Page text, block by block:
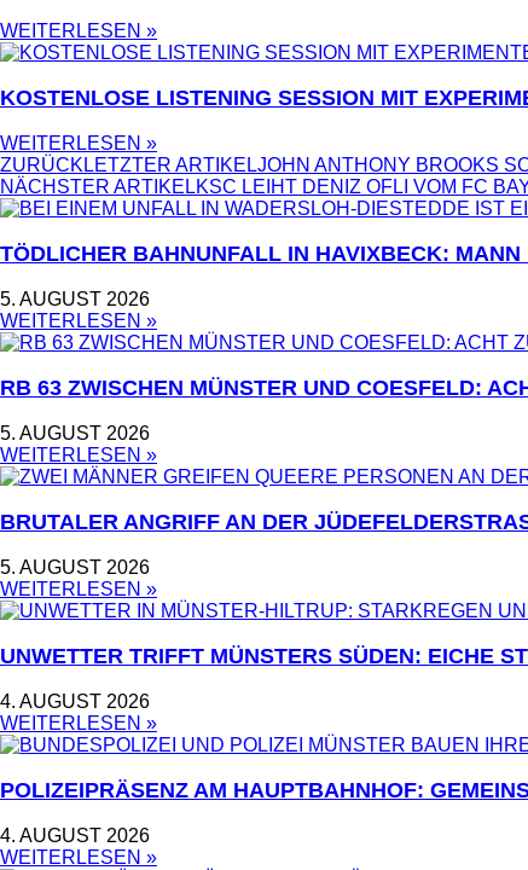
WEITERLESEN »
KOSTENLOSE LISTENING SESSION MIT
WEITERLESEN »
ZURÜCK LETZTER ARTIKELJOHN ANTHONY BROOKS
NÄCHSTER ARTIKELKSC LEIHT DENIZ OFLI VOM FC
TÖDLICHER BAHNUNFALL IN HAVIXBECK:
5. AUGUST 2026
WEITERLESEN »
RB 63 ZWISCHEN MÜNSTER UND COESFELD:
5. AUGUST 2026
WEITERLESEN »
BRUTALER ANGRIFF AN DER
5. AUGUST 2026
WEITERLESEN »
UNWETTER TRIFFT MÜNSTERS SÜDEN: EICHE
4. AUGUST 2026
WEITERLESEN »
POLIZEIPRÄSENZ AM HAUPTBAHNHOF:
4. AUGUST 2026
WEITERLESEN »